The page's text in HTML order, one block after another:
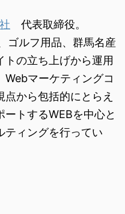
代表取締役。
ゴルフ用品、群馬名産
トの立ち上げから運用
Webマーケティングコ
から包括的にとらえ
トするWEBを中心と
ティングを行ってい